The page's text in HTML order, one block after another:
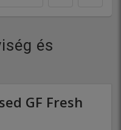
és
GF Fresh